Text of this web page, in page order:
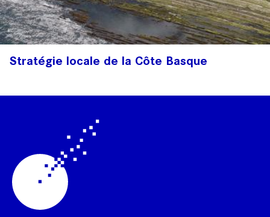
Stratégie locale de la Côte Basque